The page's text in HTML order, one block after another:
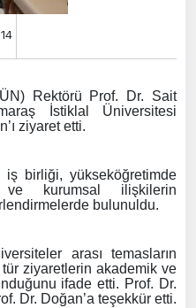
Rektörü Prof. Dr. Sait
İstiklal Üniversitesi
ziyaret etti.
iş birliği, yükseköğretimde
kurumsal ilişkilerin
bulunuldu.
arası temasların
ziyaretlerin akademik ve
ifade etti. Prof. Dr.
Dr. Doğan’a teşekkür etti.